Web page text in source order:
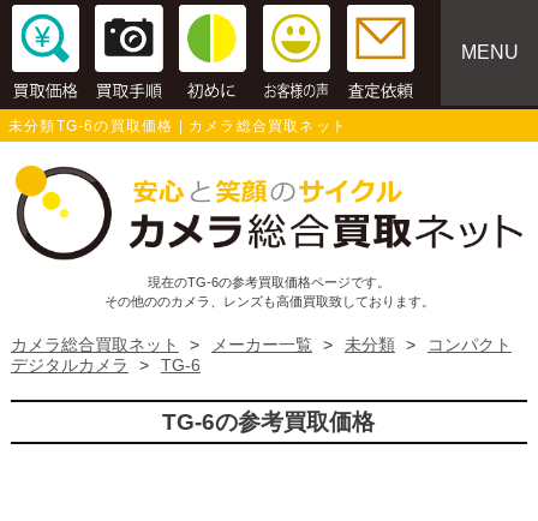
MENU
未分類TG-6の買取価格 | カメラ総合買取ネット
現在のTG-6の参考買取価格ページです。
その他ののカメラ、レンズも高価買取致しております。
カメラ総合買取ネット > メーカー一覧 > 未分類 >
コンパクト
デジタルカメラ
> TG-6
TG-6の参考買取価格